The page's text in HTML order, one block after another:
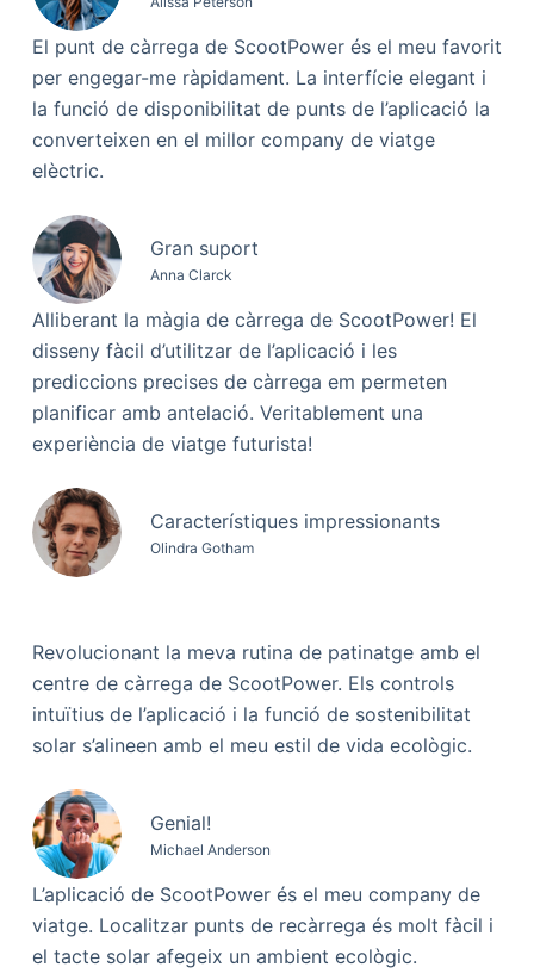
El punt de càrrega de ScootPower és el meu favorit
per engegar-me ràpidament. La interfície elegant i
la funció de disponibilitat de punts de l’aplicació la
converteixen en el millor company de viatge
elèctric.
Gran suport
Anna Clarck
Alliberant la màgia de càrrega de ScootPower! El
disseny fàcil d’utilitzar de l’aplicació i les
prediccions precises de càrrega em permeten
planificar amb antelació. Veritablement una
experiència de viatge futurista!
Característiques impressionants
Olindra Gotham
Revolucionant la meva rutina de patinatge amb el
centre de càrrega de ScootPower. Els controls
intuïtius de l’aplicació i la funció de sostenibilitat
solar s’alineen amb el meu estil de vida ecològic.
Genial!
Michael Anderson
L’aplicació de ScootPower és el meu company de
viatge. Localitzar punts de recàrrega és molt fàcil i
el tacte solar afegeix un ambient ecològic.